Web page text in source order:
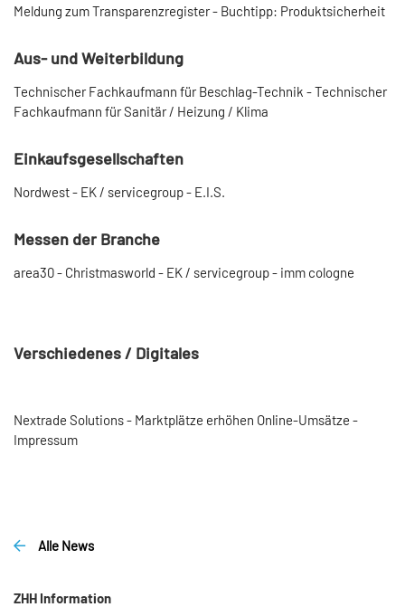
Meldung zum Transparenzregister - Buchtipp: Produktsicherheit
Aus- und Weiterbildung
Technischer Fachkaufmann für Beschlag-Technik - Technischer
Fachkaufmann für Sanitär / Heizung / Klima
Einkaufsgesellschaften
Nordwest - EK / servicegroup - E.I.S.
Messen der Branche
area30 - Christmasworld - EK / servicegroup - imm cologne
Verschiedenes / Digitales
Nextrade Solutions - Marktplätze erhöhen Online-Umsätze -
Impressum
Alle News
ZHH Information